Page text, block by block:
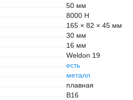
50 мм
8000 Н
165 × 82 × 45 мм
30 мм
16 мм
Weldon 19
есть
металл
плавная
B16